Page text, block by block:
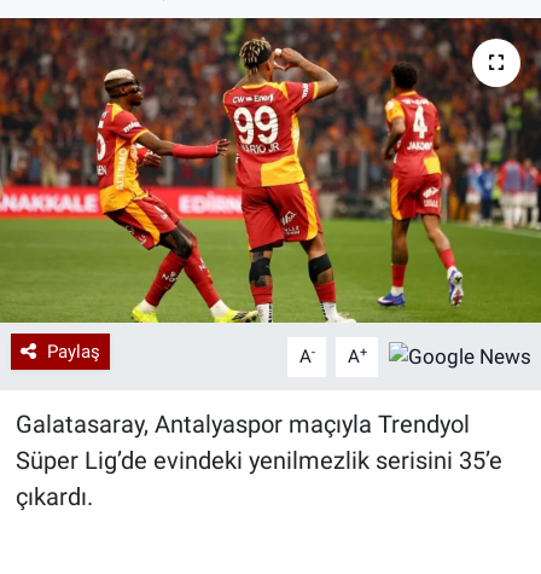
Paylaş A- A+
Galatasaray, Antalyaspor maçıyla Trendyol
Süper Lig’de evindeki yenilmezlik serisini 35’e
çıkardı.
Özel Haberler
Kadın
Erişim Bilgileri
Sağlık
Teknoloji
Ramazan